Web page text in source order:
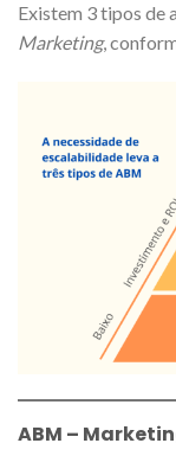
Existem 3 tipos de
Marketing,
ABM –